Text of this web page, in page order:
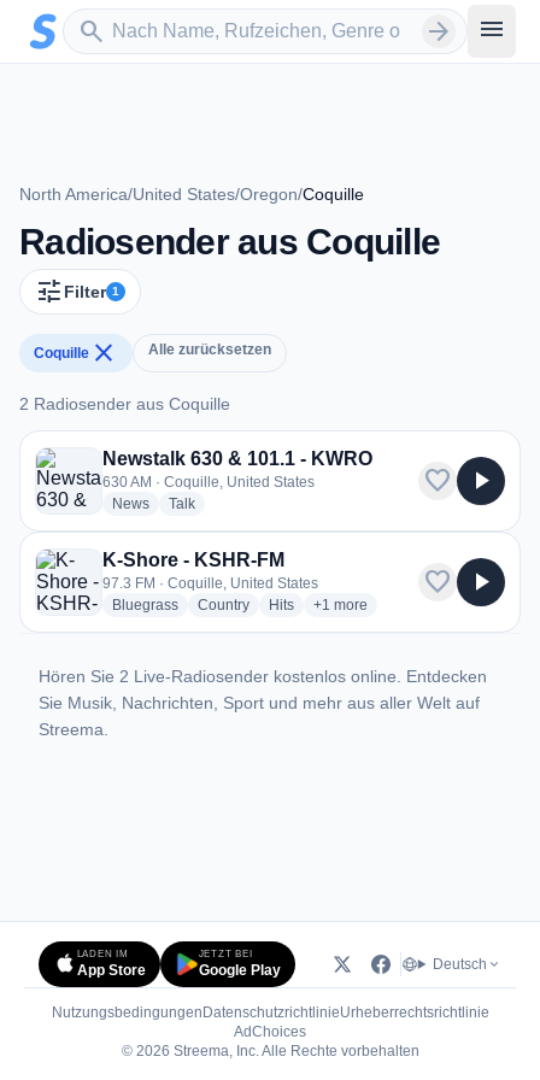
Zum Hauptinhalt springen
search
Sender suchen arrow_forward menu
North America/United States/Oregon/Coquille
Radiosender aus Coquille
tune Filter 1
Coquille close Alle zurücksetzen
2 Radiosender aus Coquille
2 Radiosender aus Coquille
Newstalk 630 & 101.1 - KWRO
630 AM · Coquille, United States
Newsradio stations
Talkradio stations
favorite play_arrow
K-Shore - KSHR-FM
97.3 FM · Coquille, United States
Bluegrassradio stations
Countryradio stations
Hitsradio stations
+1 more genres for K-Shore -
more
favorite play_arrow
Hören Sie 2 Live-Radiosender kostenlos online. Entdecken
Sie Musik, Nachrichten, Sport und mehr aus aller Welt auf
Streema.
LADEN IM
App Store
JETZT BEI
Google Play Deutsch
Nutzungsbedingungen DatenschutzrichtlinieUrheberrechtsrichtlinie
AdChoices(öffnet in neuem Tab)
© 2026 Streema, Inc. Alle Rechte vorbehalten